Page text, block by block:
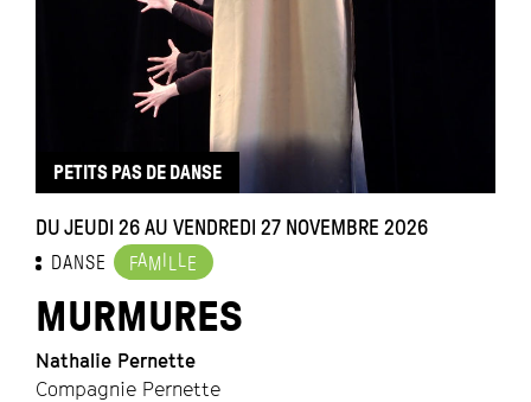
PETITS PAS DE DANSE
DU JEUDI 26 AU VENDREDI 27 NOVEMBRE 2026
DANSE FAM E
MURMURES
Nathalie Pernette
Compagnie Pernette